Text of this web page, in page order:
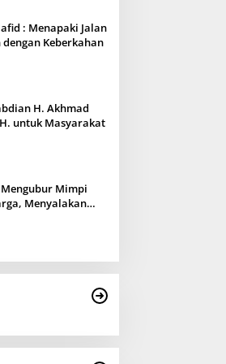
: Menapaki Jalan
Keberkahan
H. Akhmad
untuk Masyarakat
Mimpi
Menyalakan
Anak-anaknya